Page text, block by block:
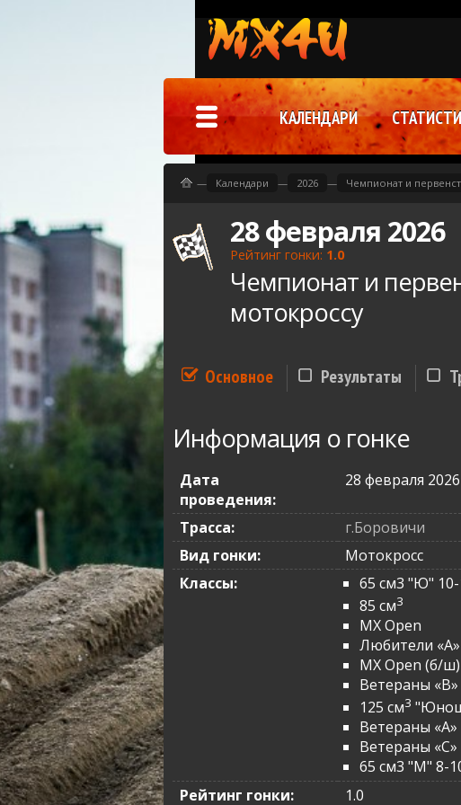
28 февраля 2026
Рейтинг гонки: 1.0
Чемпионат и
мотокроссу
Основное Результаты
Информация о гонке
Дата
проведения:
28 февраля 2026
Трасса:
г.Боровичи
Вид гонки:
Мотокросс
Классы:
65 см3 "Ю" 10-
85 см3
MX Open
Любители «A»
MX Open (б/ш)
Ветераны «B»
125 см3
Ветераны «A»
Ветераны «С»
65 см3 "М" 8-
Рейтинг гонки:
1.0
— Календари — 2026 — Чемпионат и
КАЛЕНДАРИ